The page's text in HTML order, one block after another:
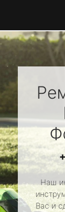
Наш
Вас и